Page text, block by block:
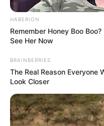
HABERION
Remember Honey Boo
See Her Now
BRAINBERRIES
The Real Reason Everyone
Look Closer